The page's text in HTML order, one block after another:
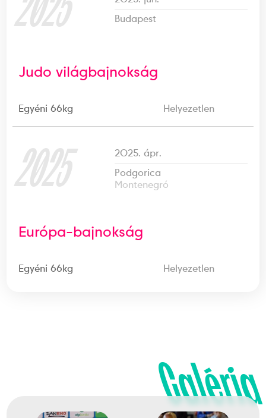
Budapest
Judo világbajnokság
Egyéni 66kg Helyezetlen
2025
2025. ápr.
Podgorica
Montenegró
Európa-bajnokság
Egyéni 66kg Helyezetlen
Galéria